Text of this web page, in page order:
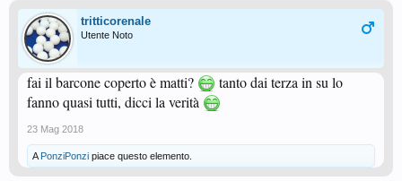
tritticorenale
Utente Noto
fai il barcone coperto è matti?
tanto dai terza in su lo
fanno quasi tutti, dicci la verità
23 Mag 2018
A PonziPonzi piace questo elemento.